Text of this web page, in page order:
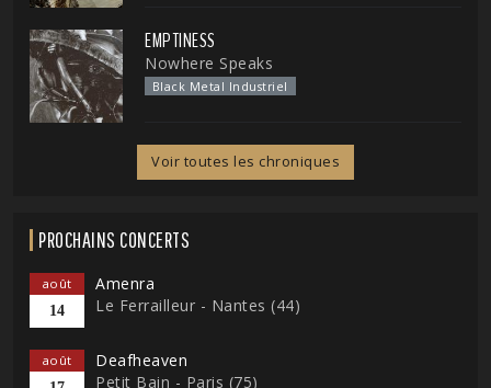
EMPTINESS
Nowhere Speaks
Black Metal Industriel
Voir toutes les chroniques
PROCHAINS CONCERTS
août
14
Amenra
Le Ferrailleur - Nantes (44)
août
Deafheaven
Petit Bain - Paris (75)